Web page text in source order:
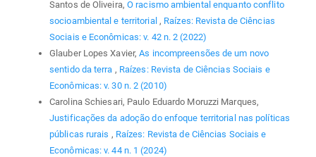
Santos de Oliveira, O racismo ambiental enquanto conflito
socioambiental e territorial , Raízes: Revista de Ciências
Sociais e Econômicas: v. 42 n. 2 (2022)
Glauber Lopes Xavier,As incompreensões de um novo
sentido da terra , Raízes: Revista de Ciências Sociais e
Econômicas: v. 30 n. 2 (2010)
Carolina Schiesari, Paulo Eduardo Moruzzi Marques,
Justificações da adoção do enfoque territorial nas políticas
públicas rurais , Raízes: Revista de Ciências Sociais e
Econômicas: v. 44 n. 1 (2024)